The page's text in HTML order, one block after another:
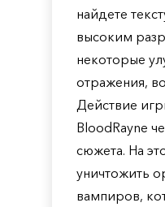
найдете
высоким
некоторые
отражения,
Действие
BloodRayne
сюжета. На
уничтожить
вампиров,